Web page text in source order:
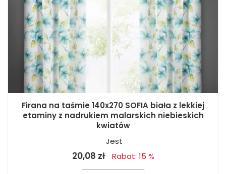
Firana na taśmie 140x270 SOFIA biała z lekkiej
etaminy z nadrukiem malarskich niebieskich
kwiatów
Jest
20,08 zł Rabat: 15 %